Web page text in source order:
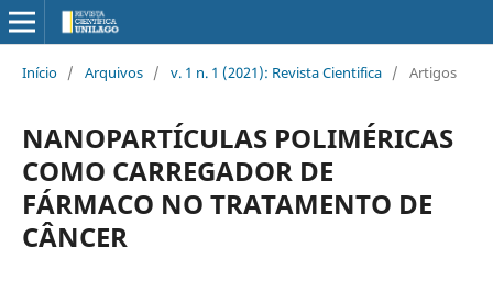
Início / Arquivos / v. 1 n. 1 (2021): Revista Cientifica / Artigos
NANOPARTÍCULAS POLIMÉRICAS
COMO CARREGADOR DE
FÁRMACO NO TRATAMENTO DE
CÂNCER